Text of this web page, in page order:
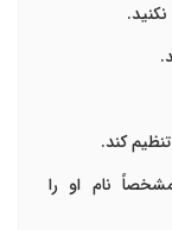
.
.
کند.
نام او را